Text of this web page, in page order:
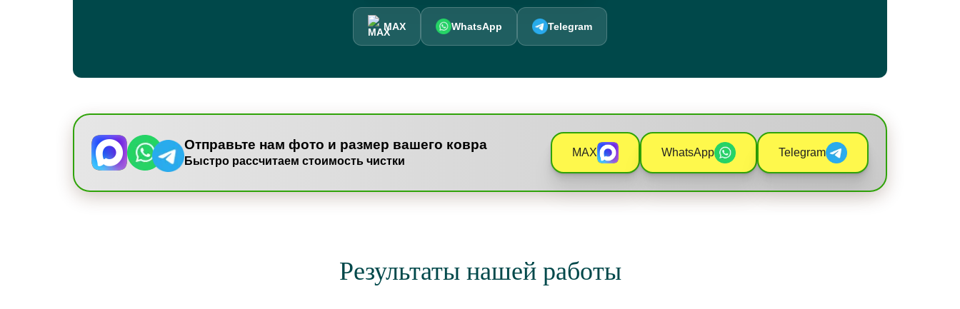
MAX WhatsApp Telegram
Отправьте нам фото и размер вашего ковра
Быстро рассчитаем стоимость чистки
MAX WhatsApp Telegram
Результаты нашей работы